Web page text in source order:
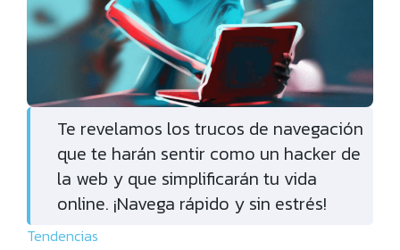
Te revelamos los trucos de navegación
que te harán sentir como un hacker de
la web y que simplificarán tu vida
online. ¡Navega rápido y sin estrés!
Tendencias